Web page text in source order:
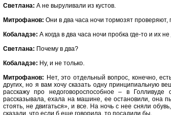
Светлана: А не выруливали из кустов.
Митрофанов: Они в два часа ночи тормозят проверяют,
Кобаладзе: А когда в два часа ночи пробка где-то и их
Светлана: Почему в два?
Кобаладзе: Ну, и не только.
Митрофанов: Нет, это отдельный вопрос, конечно,
других, но я вам хочу сказать одну принципиальную
расскажу про недоговороспособное – в
рассказывала, ехала на машине, ее остановили, она
стоять, не двигаться», и все. На ночь с нее сняли
сказали, что если б еще говорила, то посадили бы.